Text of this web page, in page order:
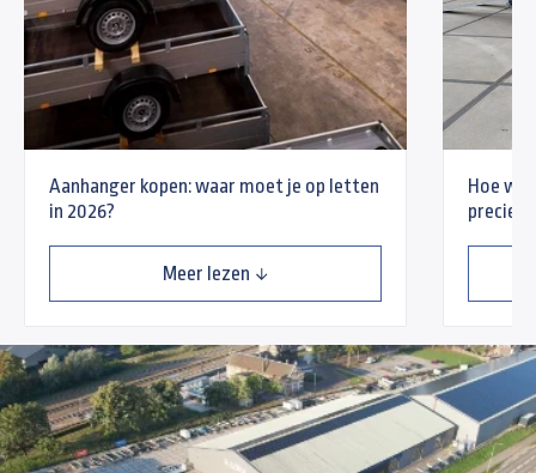
Aanhanger kopen: waar moet je op letten
in 2026?
Meer lezen
Hoe
precies?